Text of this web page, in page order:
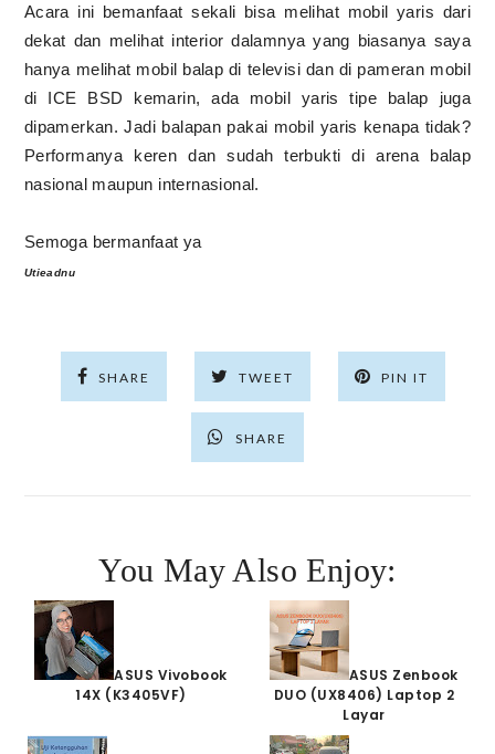
Acara ini bemanfaat sekali bisa melihat mobil yaris dari
dekat dan melihat interior dalamnya yang biasanya saya
hanya melihat mobil balap di televisi dan di pameran mobil
di ICE BSD kemarin, ada mobil yaris tipe balap juga
dipamerkan. Jadi balapan pakai mobil yaris kenapa tidak?
Performanya keren dan sudah terbukti di arena balap
nasional maupun internasional.
Semoga bermanfaat ya
Utieadnu
SHARE TWEET PIN IT
SHARE
You May Also Enjoy:
ASUS Vivobook
14X (K3405VF)
ASUS Zenbook
DUO (UX8406) Laptop 2
Layar